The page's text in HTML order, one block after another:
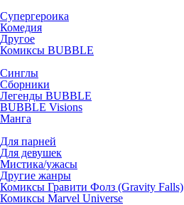
Супергероика
Комедия
Другое
Комиксы BUBBLE
Синглы
Сборники
Легенды BUBBLE
BUBBLE Visions
Манга
Для парней
Для девушек
Мистика/ужасы
Другие жанры
Комиксы Гравити Фолз (Gravity Falls)
Комиксы Marvel Universe